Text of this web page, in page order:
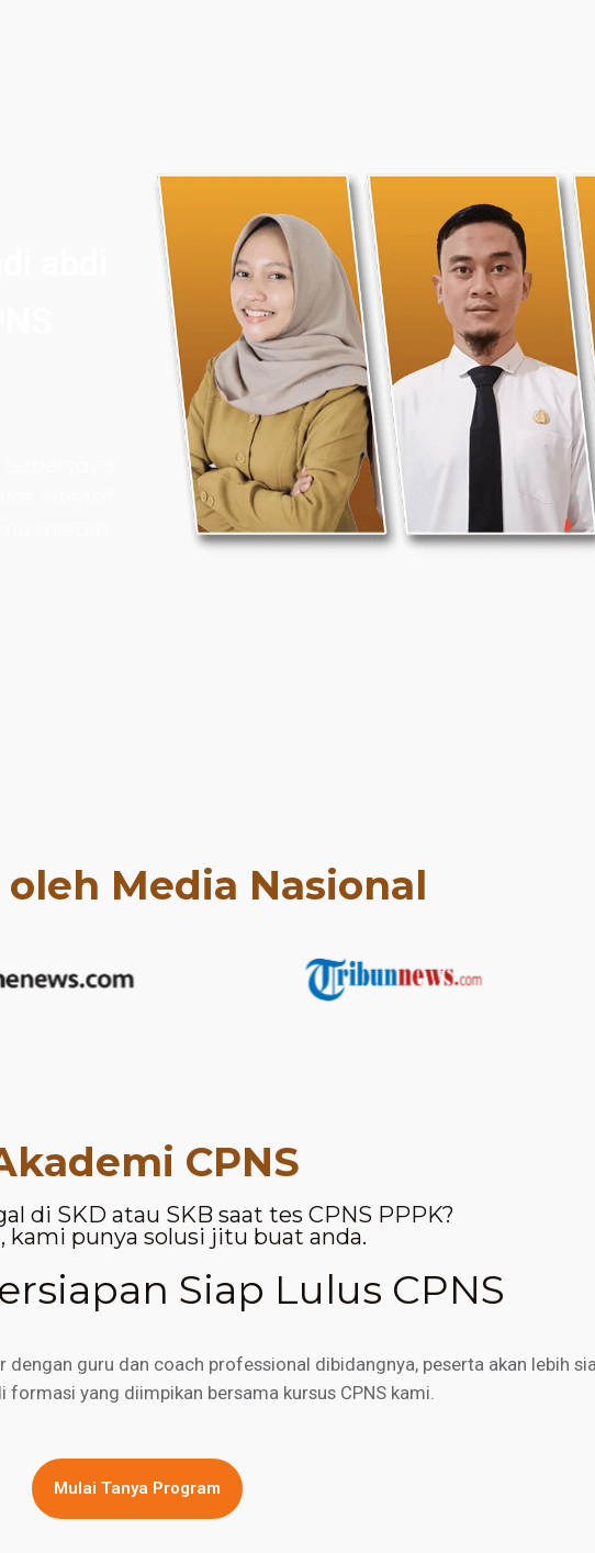
Media Nasional
CPNS
di SKD atau SKB saat tes CPNS PPPK?
kami punya solusi jitu buat anda.
Siap Lulus CPNS
guru dan coach professional dibidangnya, peserta akan lebih
formasi yang diimpikan bersama kursus CPNS kami.
Mulai Tanya Program